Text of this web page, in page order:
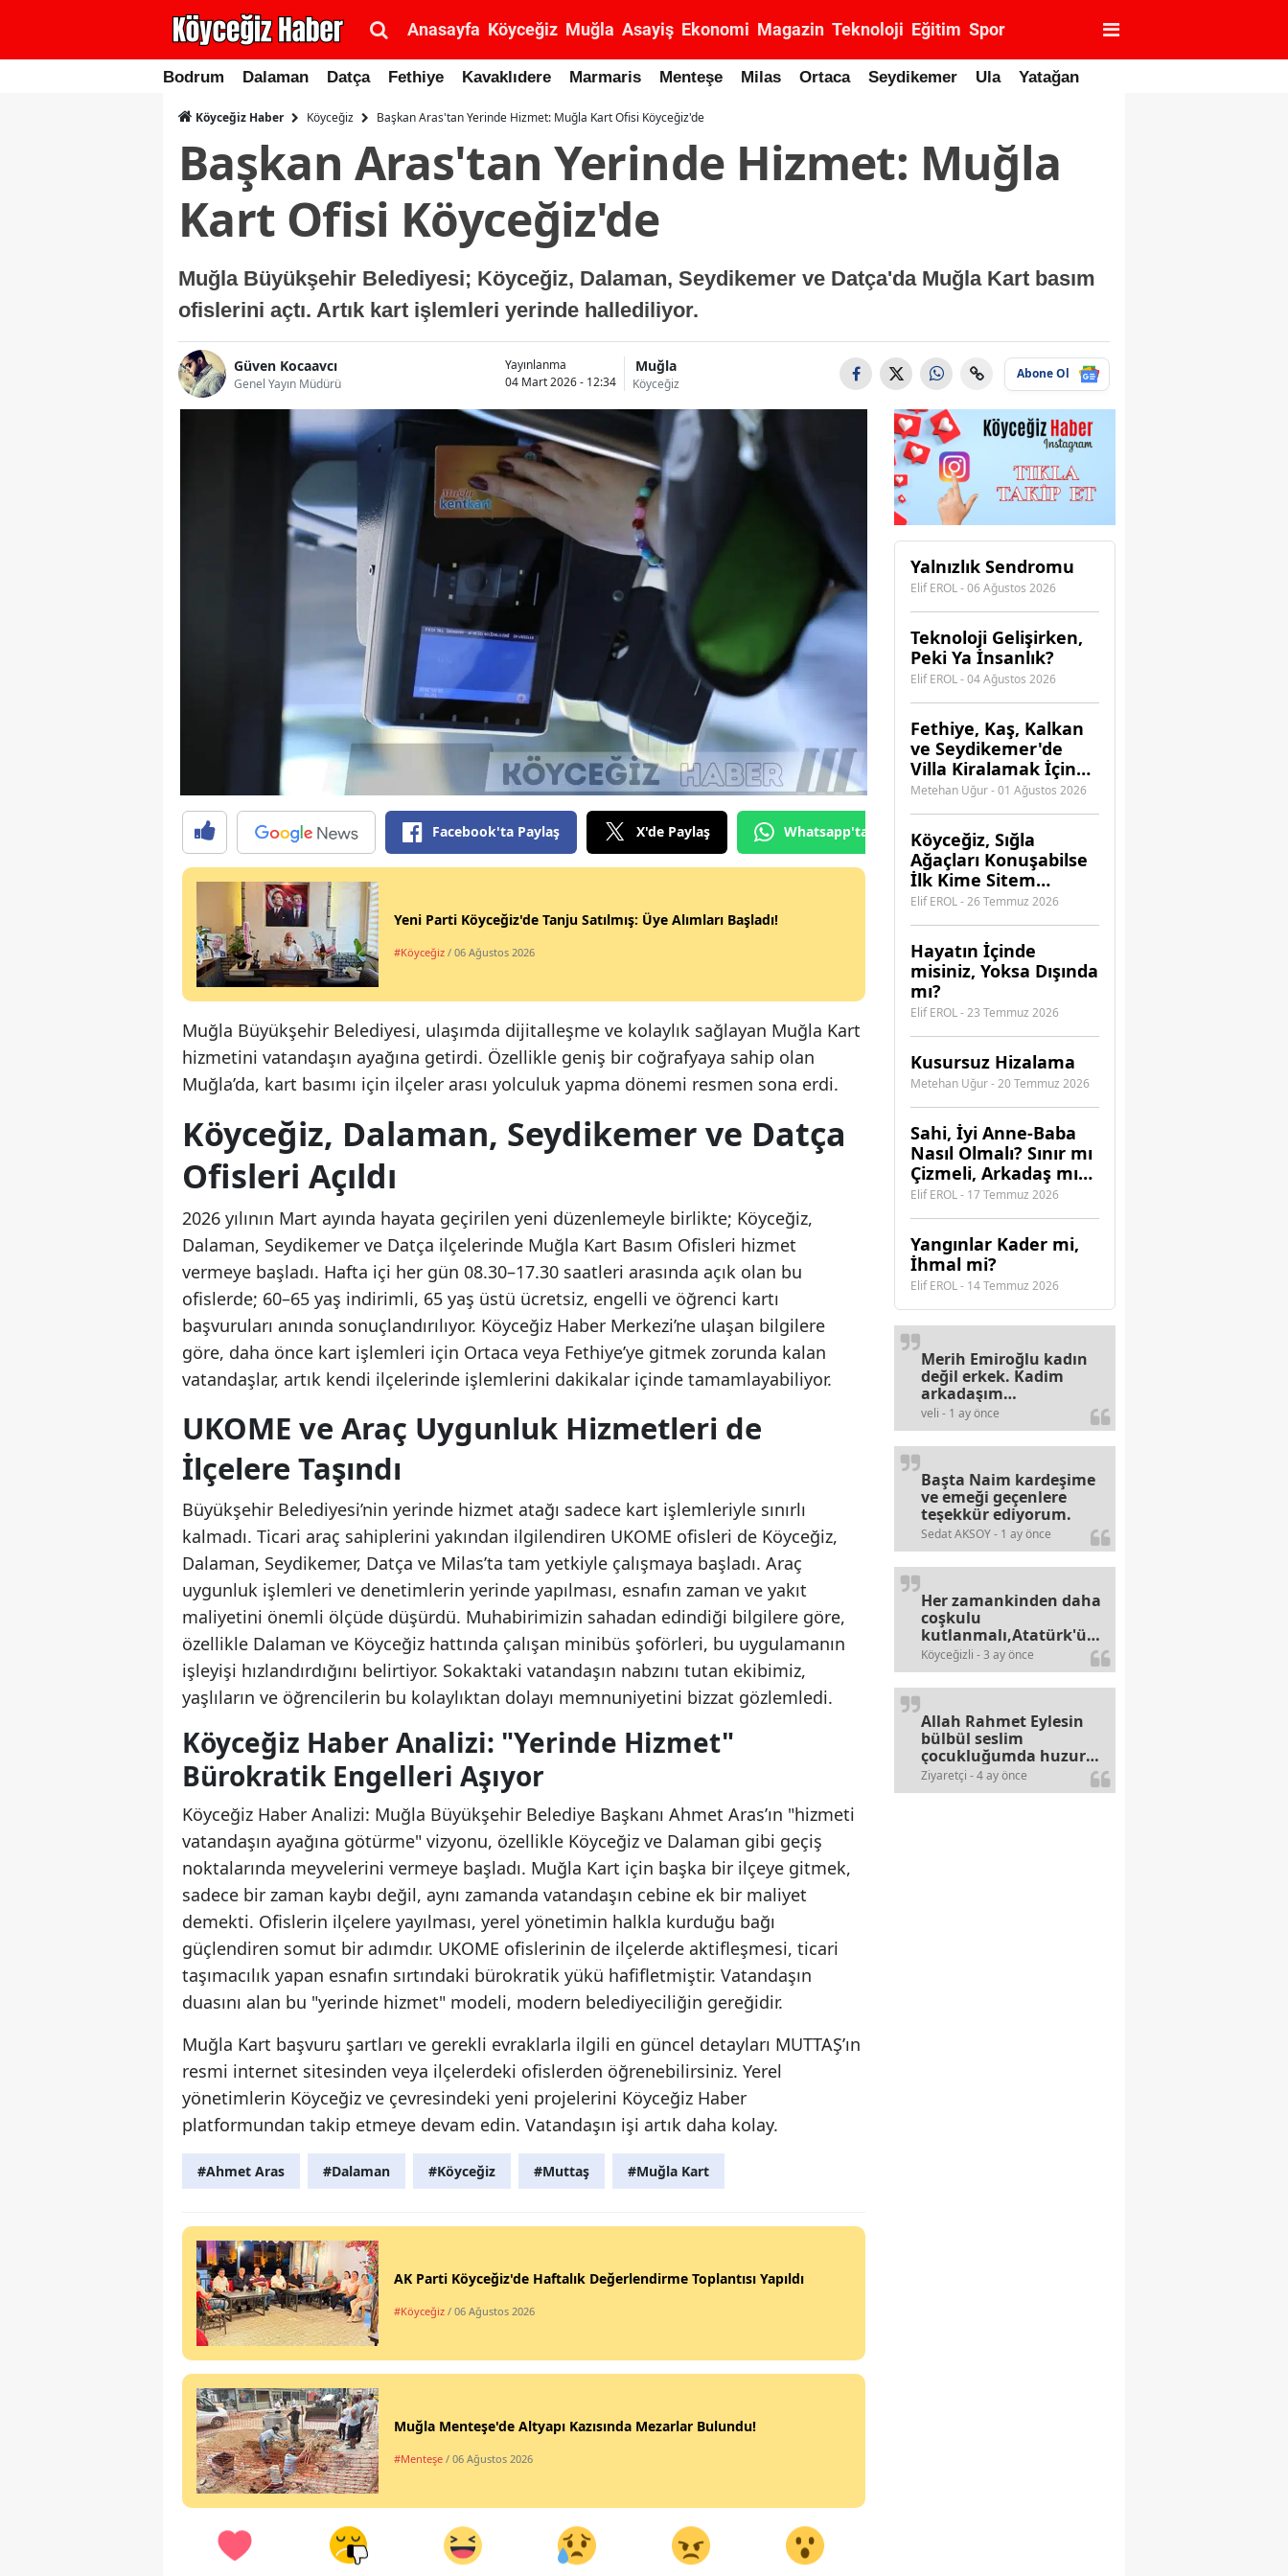
Anasayfa Köyceğiz Muğla Asayiş Ekonomi Magazin Teknoloji Eğitim Spor
Bodrum Dalaman Datça Fethiye Kavaklıdere Marmaris Menteşe Milas Ortaca Seydikemer Ula Yatağan
Köyceğiz Haber Köyceğiz Başkan Aras'tan Yerinde Hizmet: Muğla Kart Ofisi Köyceğiz'de
Başkan Aras'tan Yerinde Hizmet: Muğla
Kart Ofisi Köyceğiz'de
Muğla Büyükşehir Belediyesi; Köyceğiz, Dalaman, Seydikemer ve Datça'da Muğla Kart basım
ofislerini açtı. Artık kart işlemleri yerinde hallediliyor.
Güven Kocaavcı
Genel Yayın Müdürü
Yayınlanma
04 Mart 2026 - 12:34
Muğla
Köyceğiz
Abone Ol
Facebook'ta Paylaş X'de Paylaş Whatsapp'tan Gönder
Yeni Parti Köyceğiz'de Tanju Satılmış: Üye Alımları Başladı!
#Köyceğiz / 06 Ağustos 2026
Muğla Büyükşehir Belediyesi, ulaşımda dijitalleşme ve kolaylık sağlayan Muğla Kart
hizmetini vatandaşın ayağına getirdi. Özellikle geniş bir coğrafyaya sahip olan
Muğla’da, kart basımı için ilçeler arası yolculuk yapma dönemi resmen sona erdi.
Köyceğiz, Dalaman, Seydikemer ve Datça
Ofisleri Açıldı
2026 yılının Mart ayında hayata geçirilen yeni düzenlemeyle birlikte; Köyceğiz,
Dalaman, Seydikemer ve Datça ilçelerinde Muğla Kart Basım Ofisleri hizmet
vermeye başladı. Hafta içi her gün 08.30–17.30 saatleri arasında açık olan bu
ofislerde; 60–65 yaş indirimli, 65 yaş üstü ücretsiz, engelli ve öğrenci kartı
başvuruları anında sonuçlandırılıyor. Köyceğiz Haber Merkezi’ne ulaşan bilgilere
göre, daha önce kart işlemleri için Ortaca veya Fethiye’ye gitmek zorunda kalan
vatandaşlar, artık kendi ilçelerinde işlemlerini dakikalar içinde tamamlayabiliyor.
UKOME ve Araç Uygunluk Hizmetleri de
İlçelere Taşındı
Büyükşehir Belediyesi’nin yerinde hizmet atağı sadece kart işlemleriyle sınırlı
kalmadı. Ticari araç sahiplerini yakından ilgilendiren UKOME ofisleri de Köyceğiz,
Dalaman, Seydikemer, Datça ve Milas’ta tam yetkiyle çalışmaya başladı. Araç
uygunluk işlemleri ve denetimlerin yerinde yapılması, esnafın zaman ve yakıt
maliyetini önemli ölçüde düşürdü. Muhabirimizin sahadan edindiği bilgilere göre,
özellikle Dalaman ve Köyceğiz hattında çalışan minibüs şoförleri, bu uygulamanın
işleyişi hızlandırdığını belirtiyor. Sokaktaki vatandaşın nabzını tutan ekibimiz,
yaşlıların ve öğrencilerin bu kolaylıktan dolayı memnuniyetini bizzat gözlemledi.
Köyceğiz Haber Analizi: "Yerinde Hizmet"
Bürokratik Engelleri Aşıyor
Köyceğiz Haber Analizi: Muğla Büyükşehir Belediye Başkanı Ahmet Aras’ın "hizmeti
vatandaşın ayağına götürme" vizyonu, özellikle Köyceğiz ve Dalaman gibi geçiş
noktalarında meyvelerini vermeye başladı. Muğla Kart için başka bir ilçeye gitmek,
sadece bir zaman kaybı değil, aynı zamanda vatandaşın cebine ek bir maliyet
demekti. Ofislerin ilçelere yayılması, yerel yönetimin halkla kurduğu bağı
güçlendiren somut bir adımdır. UKOME ofislerinin de ilçelerde aktifleşmesi, ticari
taşımacılık yapan esnafın sırtındaki bürokratik yükü hafifletmiştir. Vatandaşın
duasını alan bu "yerinde hizmet" modeli, modern belediyeciliğin gereğidir.
Muğla Kart başvuru şartları ve gerekli evraklarla ilgili en güncel detayları MUTTAŞ’ın
resmi internet sitesinden veya ilçelerdeki ofislerden öğrenebilirsiniz. Yerel
yönetimlerin Köyceğiz ve çevresindeki yeni projelerini Köyceğiz Haber
platformundan takip etmeye devam edin. Vatandaşın işi artık daha kolay.
#Ahmet Aras #Dalaman #Köyceğiz #Muttaş #Muğla Kart
AK Parti Köyceğiz'de Haftalık Değerlendirme Toplantısı Yapıldı
#Köyceğiz / 06 Ağustos 2026
Muğla Menteşe'de Altyapı Kazısında Mezarlar Bulundu!
#Menteşe / 06 Ağustos 2026
Yalnızlık Sendromu
Elif EROL - 06 Ağustos 2026
Teknoloji Gelişirken,
Peki Ya İnsanlık?
Elif EROL - 04 Ağustos 2026
Fethiye, Kaş, Kalkan
ve Seydikemer'de
Villa Kiralamak İçin
Hangi Acenteye
Güvenebilirsiniz?
Metehan Uğur - 01 Ağustos 2026
Köyceğiz, Sığla
Ağaçları Konuşabilse
İlk Kime Sitem
Ederdi?
Elif EROL - 26 Temmuz 2026
Hayatın İçinde
misiniz, Yoksa Dışında
mı?
Elif EROL - 23 Temmuz 2026
Kusursuz Hizalama
Metehan Uğur - 20 Temmuz 2026
​Sahi, İyi Anne-Baba
Nasıl Olmalı? Sınır mı
Çizmeli, Arkadaş mı
Olmalı?
Elif EROL - 17 Temmuz 2026
Yangınlar Kader mi,
İhmal mi?
Elif EROL - 14 Temmuz 2026
veli - 1 ay önce
Merih Emiroğlu kadın
değil erkek. Kadim
arkadaşım
haberinizdeki hataya
gayb den
gülümsüyordur.
Sedat AKSOY - 1 ay önce
Başta Naim kardeşime
ve emeği geçenlere
teşekkür ediyorum.
Köyceğizli - 3 ay önce
Her zamankinden daha
coşkulu
kutlanmalı,Atatürk'ün
bayramlarına olan
alerjileri bitmez,bahane
arayan illaki bulur.
Ziyaretçi - 4 ay önce
Allah Rahmet Eylesin
bülbül seslim
çocukluğumda huzur
olurdu evimize.
Ablamla bağıra bağıra